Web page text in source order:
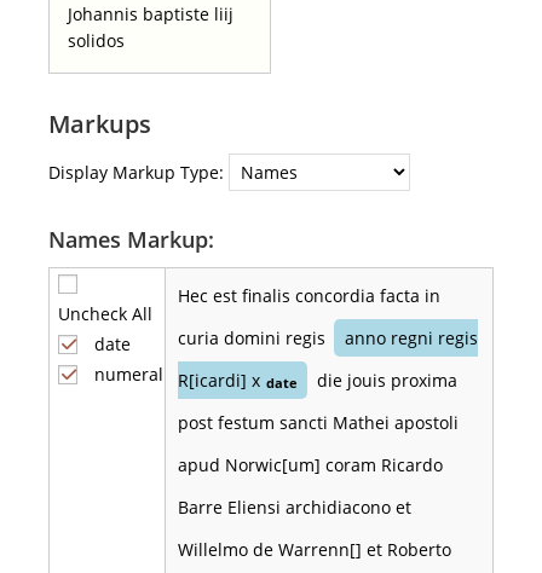
Johannis baptiste liij
solidos
Markups
Display Markup Type:
Names Markup:
Uncheck All
date
numeral
Hec est finalis concordia facta in
curia domini regis
anno regni regis
R[icardi] x date
die jouis proxima
post festum sancti Mathei apostoli
apud Norwic[um] coram Ricardo
Barre Eliensi archidiacono et
Willelmo de Warrenn[] et Roberto